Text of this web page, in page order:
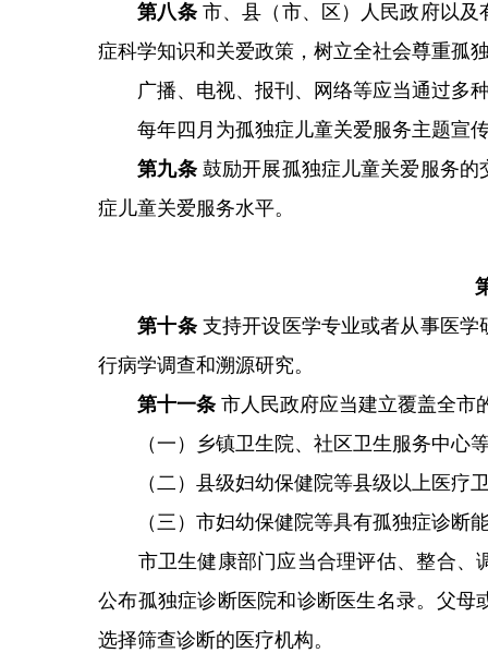
第八条市、县（市、区）人民政府以及
症科学知识和关爱政策，树立全社会尊重孤
广播、电视、报刊、网络等应当通过多
每年四月为孤独症儿童关爱服务主题宣
第九条鼓励开展孤独症儿童关爱服务的
症儿童关爱服务水平。
第十条支持开设医学专业或者从事医学
行病学调查和溯源研究。
第十一条 市人民政府应当建立覆盖全市
（一）乡镇卫生院、社区卫生服务中心
（二）县级妇幼保健院等县级以上医疗
（三）市妇幼保健院等具有孤独症诊断
市卫生健康部门应当合理评估、整合、
公布孤独症诊断医院和诊断医生名录。父
选择筛查诊断的医疗机构。